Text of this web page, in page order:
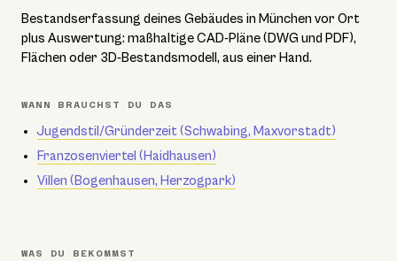
Bestandserfassung deines Gebäudes in München vor Ort
plus Auswertung: maßhaltige CAD-Pläne (DWG und PDF),
Flächen oder 3D-Bestandsmodell, aus einer Hand.
WANN BRAUCHST DU DAS
Jugendstil/Gründerzeit (Schwabing, Maxvorstadt)
Franzosenviertel (Haidhausen)
Villen (Bogenhausen, Herzogpark)
WAS DU BEKOMMST